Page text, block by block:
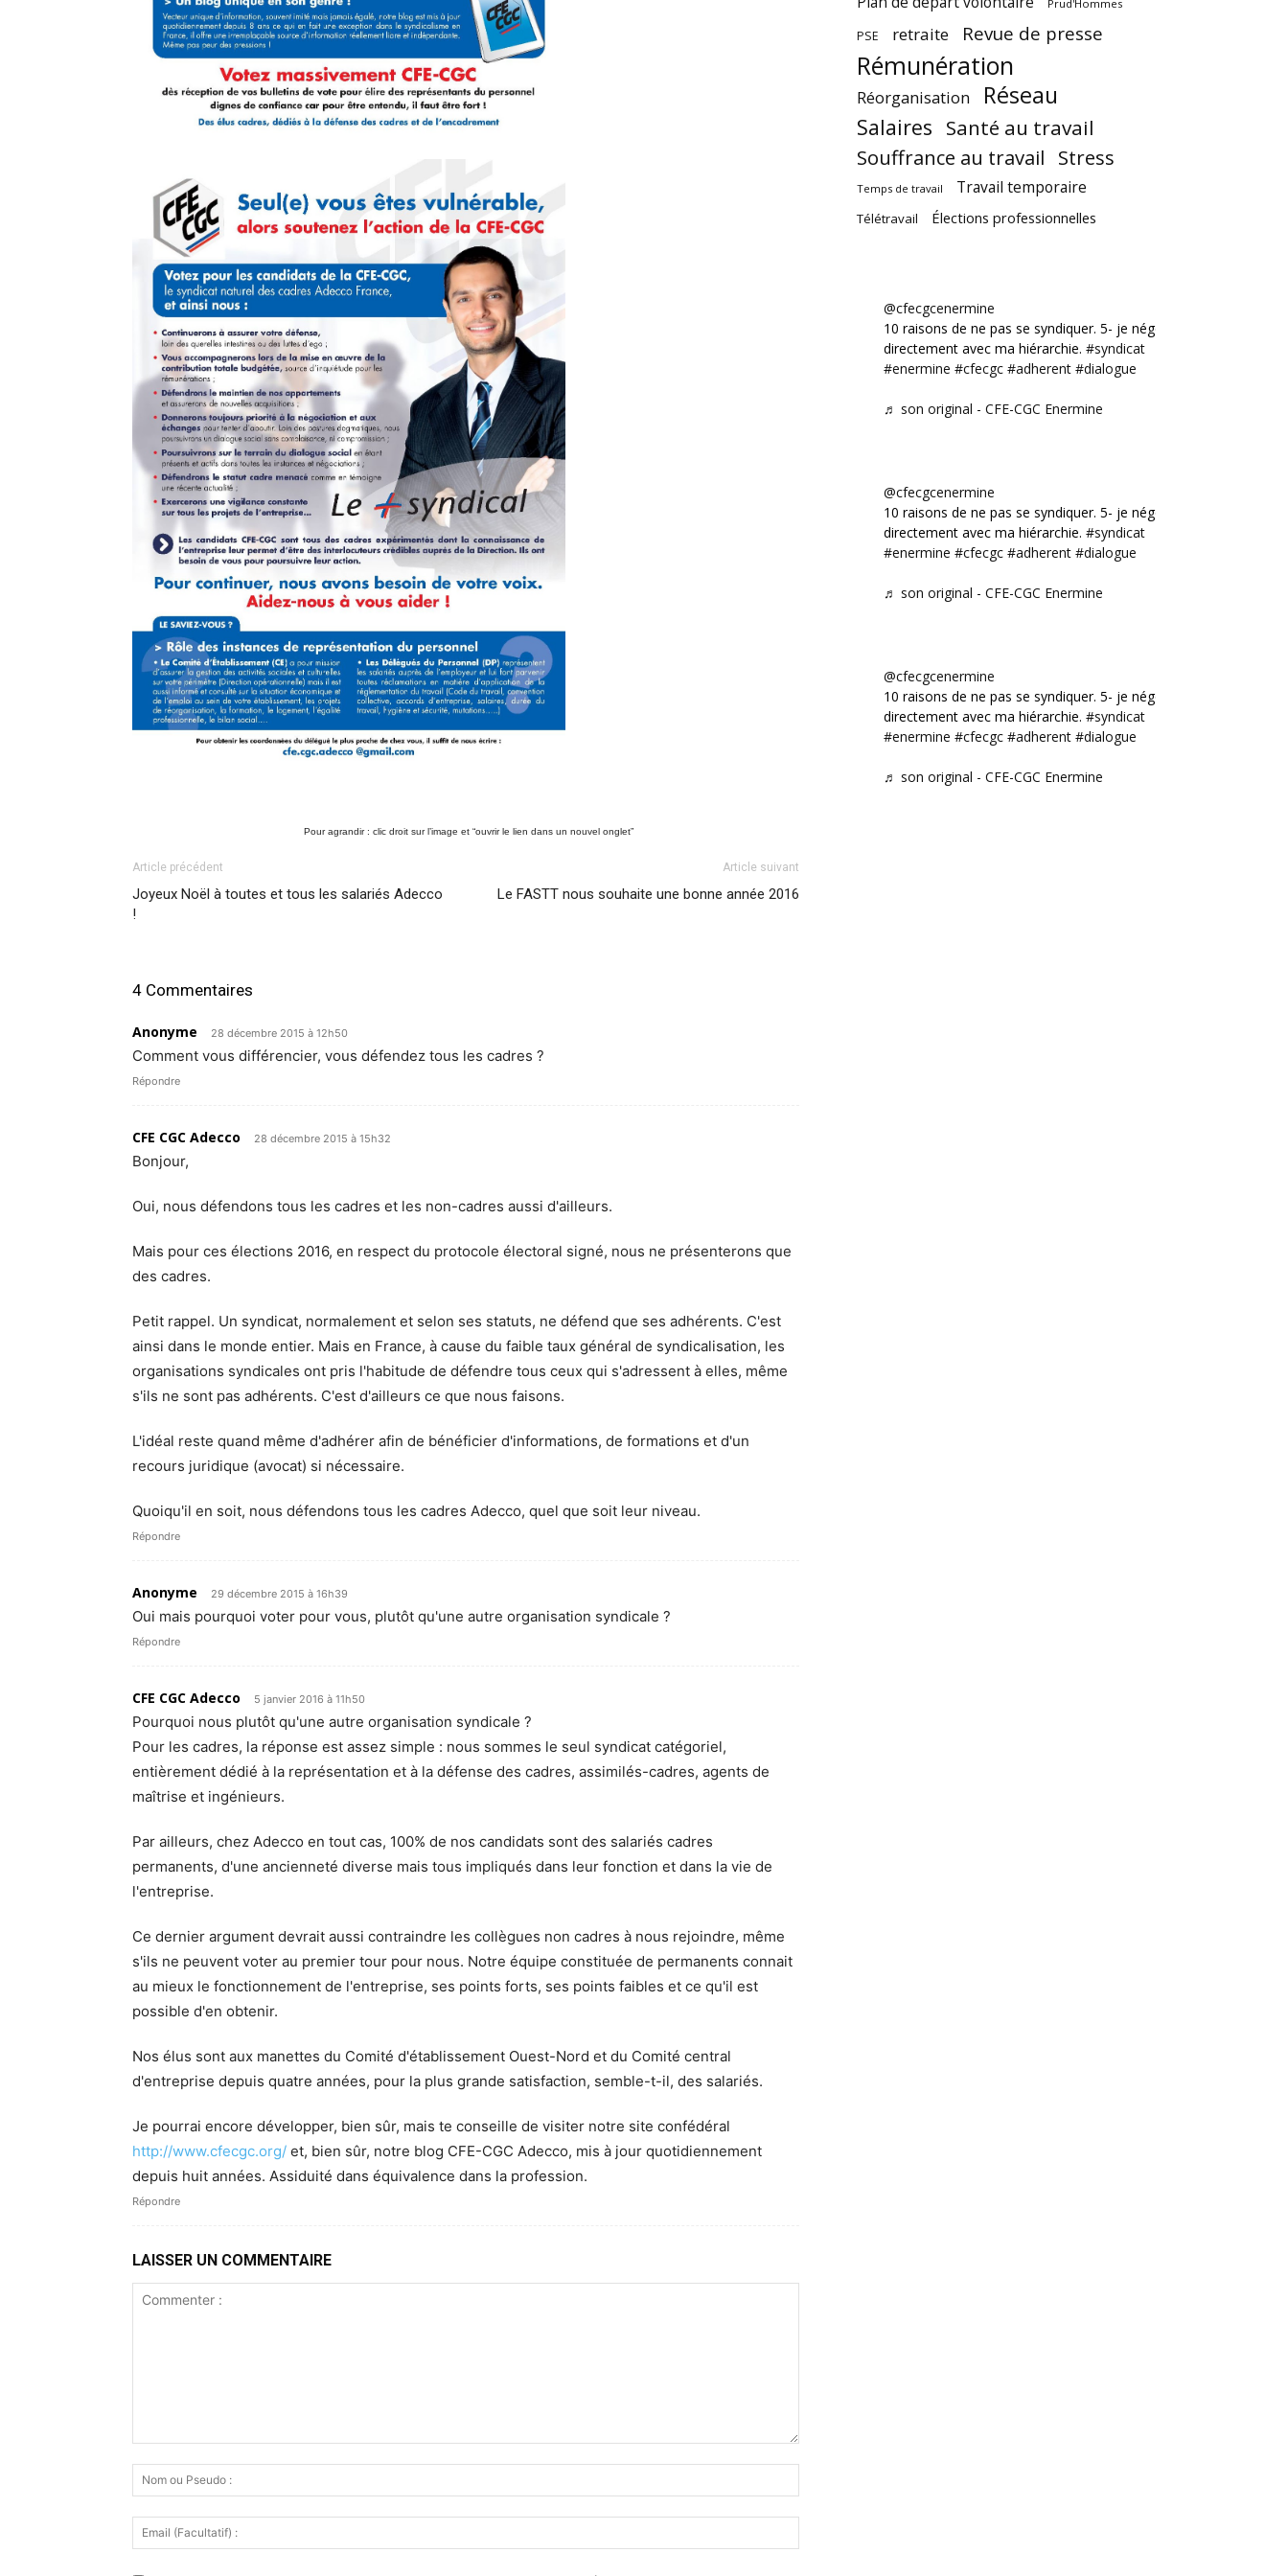
Pour agrandir : clic droit sur l’image et “ouvrir le lien dans un nouvel onglet”
Article précédent
Joyeux Noël à toutes et tous les salariés Adecco
!
Article suivant
Le FASTT nous souhaite une bonne année 2016
4 Commentaires
Anonyme 28 décembre 2015 à 12h50
Comment vous différencier, vous défendez tous les cadres ?
Répondre
CFE CGC Adecco 28 décembre 2015 à 15h32
Bonjour,
Oui, nous défendons tous les cadres et les non-cadres aussi d'ailleurs.
Mais pour ces élections 2016, en respect du protocole électoral signé, nous ne présenterons que
des cadres.
Petit rappel. Un syndicat, normalement et selon ses statuts, ne défend que ses adhérents. C'est
ainsi dans le monde entier. Mais en France, à cause du faible taux général de syndicalisation, les
organisations syndicales ont pris l'habitude de défendre tous ceux qui s'adressent à elles, même
s'ils ne sont pas adhérents. C'est d'ailleurs ce que nous faisons.
L'idéal reste quand même d'adhérer afin de bénéficier d'informations, de formations et d'un
recours juridique (avocat) si nécessaire.
Quoiqu'il en soit, nous défendons tous les cadres Adecco, quel que soit leur niveau.
Répondre
Anonyme 29 décembre 2015 à 16h39
Oui mais pourquoi voter pour vous, plutôt qu'une autre organisation syndicale ?
Répondre
CFE CGC Adecco 5 janvier 2016 à 11h50
Pourquoi nous plutôt qu'une autre organisation syndicale ?
Pour les cadres, la réponse est assez simple : nous sommes le seul syndicat catégoriel,
entièrement dédié à la représentation et à la défense des cadres, assimilés-cadres, agents de
maîtrise et ingénieurs.
Par ailleurs, chez Adecco en tout cas, 100% de nos candidats sont des salariés cadres
permanents, d'une ancienneté diverse mais tous impliqués dans leur fonction et dans la vie de
l'entreprise.
Ce dernier argument devrait aussi contraindre les collègues non cadres à nous rejoindre, même
s'ils ne peuvent voter au premier tour pour nous. Notre équipe constituée de permanents connait
au mieux le fonctionnement de l'entreprise, ses points forts, ses points faibles et ce qu'il est
possible d'en obtenir.
Nos élus sont aux manettes du Comité d'établissement Ouest-Nord et du Comité central
d'entreprise depuis quatre années, pour la plus grande satisfaction, semble-t-il, des salariés.
Je pourrai encore développer, bien sûr, mais te conseille de visiter notre site confédéral
http://www.cfecgc.org/ et, bien sûr, notre blog CFE-CGC Adecco, mis à jour quotidiennement
depuis huit années. Assiduité dans équivalence dans la profession.
Répondre
LAISSER UN COMMENTAIRE
Prud'Hommes
PSE retraite Revue de presse
Rémunération
Réorganisation Réseau
Salaires Santé au travail
Souffrance au travail Stress
Temps de travail Travail temporaire
Télétravail Élections professionnelles
@cfecgcenermine
10 raisons de ne pas se syndiquer. 5- je négocie
directement avec ma hiérarchie. #syndicat
#enermine #cfecgc #adherent #dialogue
♬ son original - CFE-CGC Enermine
@cfecgcenermine
10 raisons de ne pas se syndiquer. 5- je négocie
directement avec ma hiérarchie. #syndicat
#enermine #cfecgc #adherent #dialogue
♬ son original - CFE-CGC Enermine
@cfecgcenermine
10 raisons de ne pas se syndiquer. 5- je négocie
directement avec ma hiérarchie. #syndicat
#enermine #cfecgc #adherent #dialogue
♬ son original - CFE-CGC Enermine